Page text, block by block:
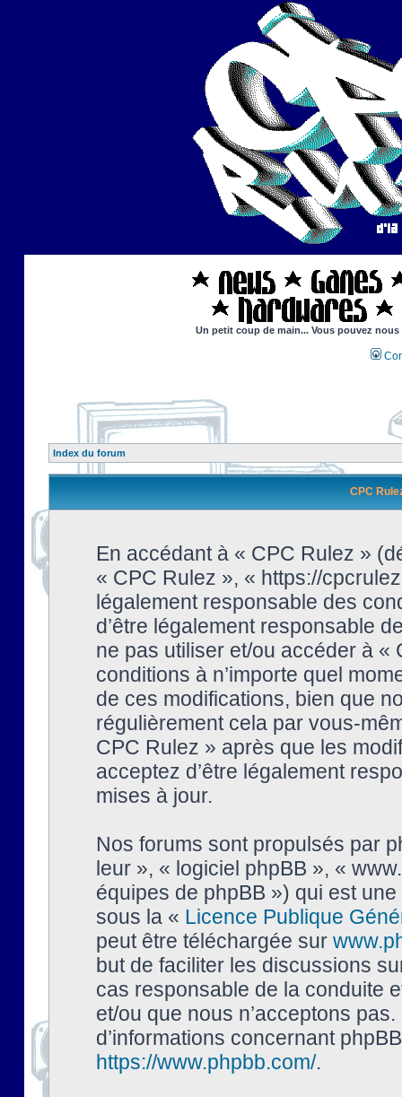
Un petit coup de main... Vous pouvez
Index du forum
CPC
En accédant à « CPC Rulez »
« CPC Rulez », « https://
légalement responsable des
d’être légalement responsable
ne pas utiliser et/ou accéder à
conditions à n’importe quel
de ces modifications, bien que
régulièrement cela par vous-
CPC Rulez » après que les
acceptez d’être légalement
mises à jour.
Nos forums sont propulsés par
leur », « logiciel phpBB », «
équipes de phpBB ») qui est
sous la « Licence Publique
peut être téléchargée sur
but de faciliter les discussions
cas responsable de la conduite
et/ou que nous n’acceptons
d’informations concernant
https://www.phpbb.com/.